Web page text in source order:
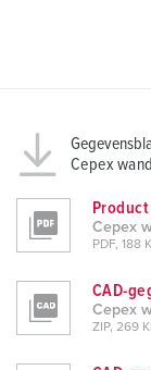
Cepex
Cepex
PDF, 188
CAD-
Cepex
ZIP, 269